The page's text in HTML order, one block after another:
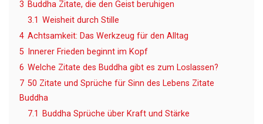
3 Buddha Zitate, die den Geist beruhigen
3.1 Weisheit durch Stille
4 Achtsamkeit: Das Werkzeug für den Alltag
5 Innerer Frieden beginnt im Kopf
6 Welche Zitate des Buddha gibt es zum Loslassen?
7 50 Zitate und Sprüche für Sinn des Lebens Zitate
Buddha
7.1
Buddha Sprüche über Kraft und Stärke